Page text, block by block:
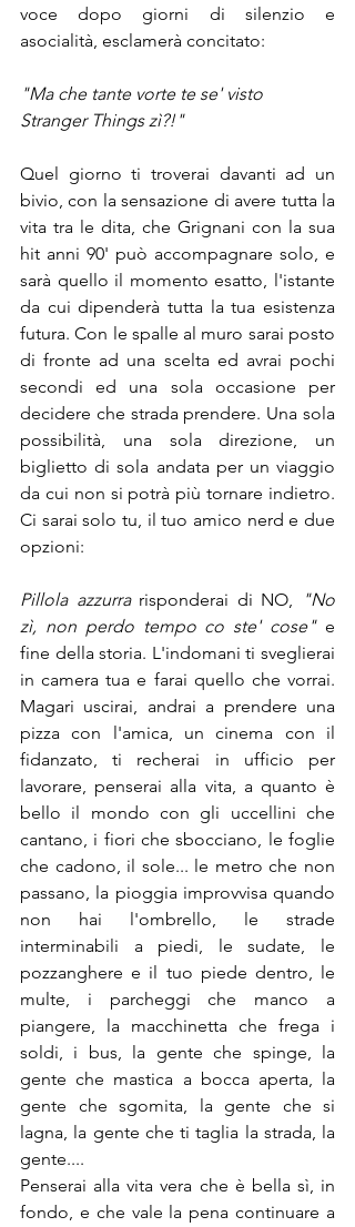
voce dopo giorni di silenzio e
asocialità, esclamerà concitato:
"Ma che tante vorte te se' visto
Stranger Things zì?!"
Quel giorno ti troverai davanti ad un
bivio, con la sensazione di avere tutta la
vita tra le dita, che Grignani con la sua
hit anni 90' può accompagnare solo, e
sarà quello il momento esatto, l'istante
da cui dipenderà tutta la tua esistenza
futura. Con le spalle al muro sarai posto
di fronte ad una scelta ed avrai pochi
secondi ed una sola occasione per
decidere che strada prendere. Una sola
possibilità, una sola direzione, un
biglietto di sola andata per un viaggio
da cui non si potrà più tornare indietro.
Ci sarai solo tu, il tuo amico nerd e due
opzioni:
Pillola azzurra risponderai di NO,
"No
zì, non perdo tempo co ste' cose" e
fine della storia. L'indomani ti sveglierai
in camera tua e farai quello che vorrai.
Magari uscirai, andrai a prendere una
pizza con l'amica, un cinema con il
fidanzato, ti recherai in ufficio per
lavorare, penserai alla vita, a quanto è
bello il mondo con gli uccellini che
cantano, i fiori che sbocciano, le foglie
che cadono, il sole... le metro che non
passano, la pioggia improvvisa quando
non hai l'ombrello, le strade
interminabili a piedi, le sudate, le
pozzanghere e il tuo piede dentro, le
multe, i parcheggi che manco a
piangere, la macchinetta che frega i
soldi, i bus, la gente che spinge, la
gente che mastica a bocca aperta, la
gente che sgomita, la gente che si
lagna, la gente che ti taglia la strada, la
gente....
Penserai alla vita vera che è bella sì, in
fondo, e che vale la pena continuare a